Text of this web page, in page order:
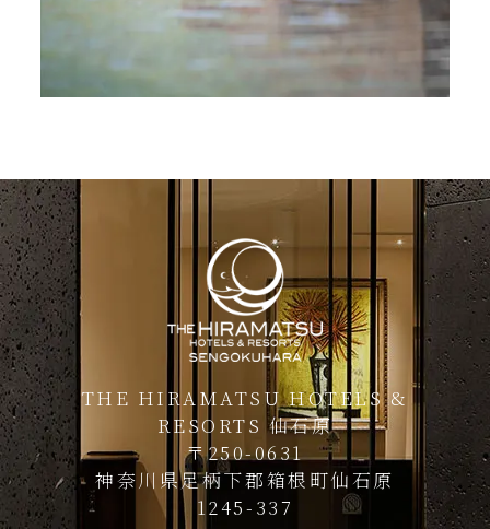
THE HIRAMATSU HOTELS &
RESORTS 仙石原
〒250-0631
神奈川県足柄下郡箱根町仙石原
1245-337